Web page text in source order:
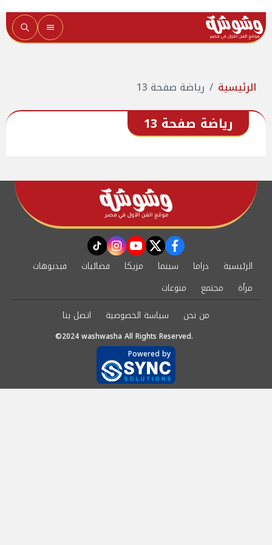
الرئيسية رياضة صفحة 13
رياضة صفحة 13
facebook
twitter
youtube
instagram
tiktok
الرئيسية دراما سينما مزيكا فضائيات
فيديوهات
مرأة
مجتمع
منوعات
من نحن
سياسة الخصوصية اتصل بنا
©2024 washwasha All Rights Reserved.
Powered by